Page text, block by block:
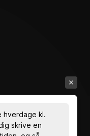
hverdage kl.
skrive en